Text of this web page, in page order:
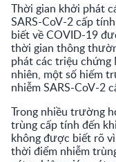
Thời gian khởi phát
SARS-CoV-2 cấp
biết về COVID-19
thời gian thông
phát các triệu chứng
nhiên, một số hiếm
nhiễm SARS-CoV-2
Trong nhiều trường
trùng cấp tính đến
không được biết rõ
thời điểm nhiễm